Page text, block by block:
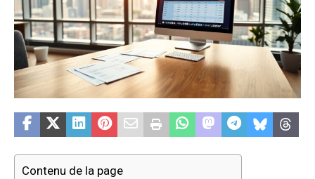
Contenu de la page